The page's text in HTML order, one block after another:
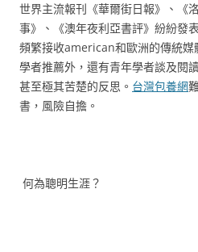
世界主流報刊《華爾街日報》、《
事》、《澳年夜利亞書評》紛紛發
頻繁接收american和歐洲的傳統媒
學者推薦外，還有青年學者談及閱
甚至極其苦楚的反思。 台灣包養網
書，風險自擔。
何為聰明生涯？